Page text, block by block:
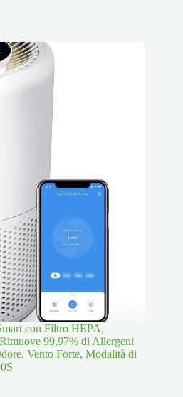
con Filtro HEPA,
99,97% di Allergeni
Vento Forte, Modalità di